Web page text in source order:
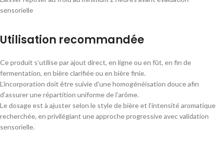
sensorielle
Utilisation recommandée
Ce produit s’utilise par ajout direct, en ligne ou en fût, en fin de
fermentation, en bière clarifiée ou en bière finie.
L’incorporation doit être suivie d’une homogénéisation douce afin
d’assurer une répartition uniforme de l’arôme.
Le dosage est à ajuster selon le style de bière et l’intensité aromatique
recherchée, en privilégiant une approche progressive avec validation
sensorielle.